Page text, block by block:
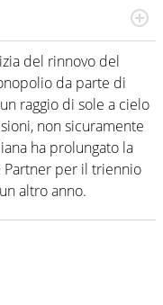
si accendono i motori,
e volentieri finisce
del rinnovo del
da parte di
raggio di sole a cielo
non sicuramente
ha prolungato la
Partner per il triennio
altro anno.